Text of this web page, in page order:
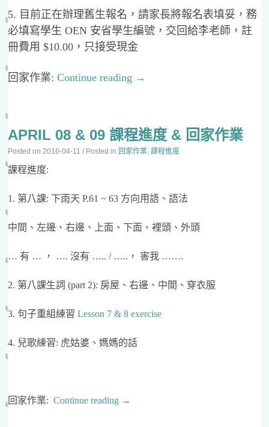
5. 目前正在辦理舊生報名，請家長將報名表填妥，務
必填寫學生 OEN 安省學生編號，交回給李老師，註
冊費用 $10.00，只接受現金
回家作業:Continue reading →
APRIL 08 & 09 課程進度 & 回家作業
Posted on2016-04-11 / Posted in 回家作業,課程進度
課程進度:
1. 第八課: 下雨天 P.61 ~ 63 方向用語、語法
中間、左邊、右邊、上面、下面、裡頭、外頭
… 有 … ， …. 沒有 ….. / …..， 害我 …….
2. 第八課生詞 (part 2): 房屋、右邊、中間、穿衣服
3. 句子重組練習Lesson 7 & 8 exercise
4. 兒歌練習: 虎姑婆、媽媽的話
回家作業:Continue reading →